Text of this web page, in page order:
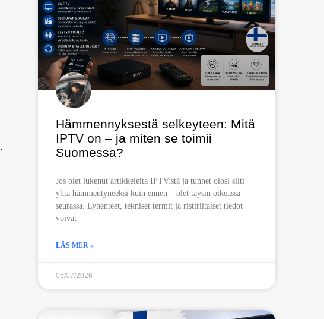
.
Hämmennyksestä selkeyteen: Mitä
IPTV on – ja miten se toimii
Suomessa?
Jos olet lukenut artikkeleita IPTV:stä ja tunnet olosi silti
yhtä hämmentyneeksi kuin ennen – olet täysin oikeassa
seurassa. Lyhenteet, tekniset termit ja ristiriitaiset tiedot
voivat
LÄS MER »
05/07/2026